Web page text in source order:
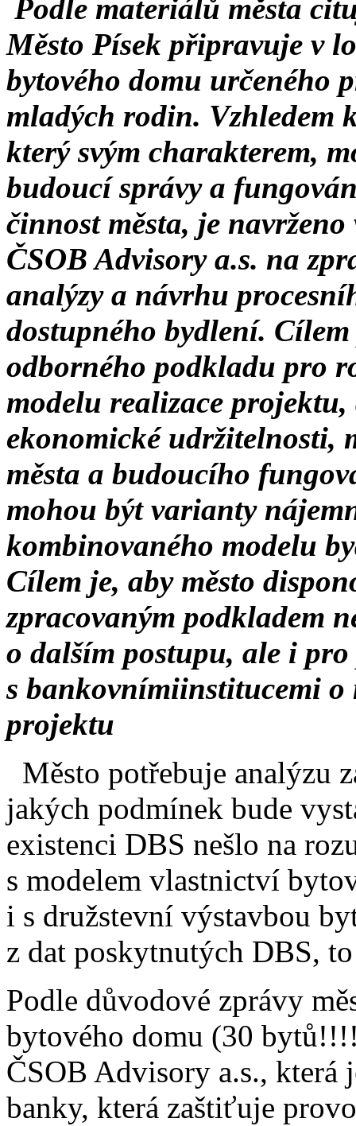
Podle materiálů města
Město Písek připravuje v
bytového domu určeného
mladých rodin. Vzhledem
který svým charakterem,
budoucí správy a
činnost města, je
ČSOB Advisory a.s. na
analýzy a návrhu
dostupného bydlení.
odborného podkladu pro
modelu realizace
ekonomické udržitelnosti,
města a budoucího
mohou být varianty
kombinovaného modelu
Cílem je, aby město
zpracovaným podkladem
o dalším postupu, ale i
s bankovnímiinstitucemi o
projektu
Město potřebuje analýzu
jakých podmínek bude
existenci DBS nešlo na
s modelem vlastnictví
i s družstevní výstavbou
z dat poskytnutých DBS,
Podle důvodové zprávy
bytového domu (30
ČSOB Advisory a.s., která
banky, která zaštiťuje